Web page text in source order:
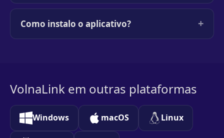
Como instalo o aplicativo? +
VolnaLink em outras plataformas
Windows macOS Linux